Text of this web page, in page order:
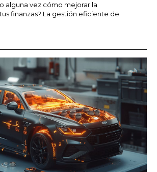
alguna vez cómo mejorar la
finanzas? La gestión eficiente de